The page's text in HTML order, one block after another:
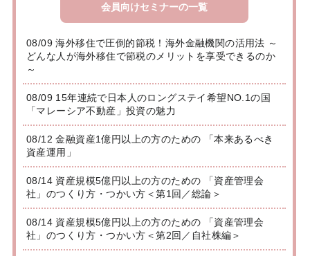
会員向けセミナーの一覧
08/09 海外移住で圧倒的節税！海外金融機関の活用法 ～
どんな人が海外移住で節税のメリットを享受できるのか
～
08/09 15年連続で日本人のロングステイ希望NO.1の国
「マレーシア不動産」投資の魅力
08/12 金融資産1億円以上の方のための 「本来あるべき
資産運用」
08/14 資産規模5億円以上の方のための 「資産管理会
社」のつくり方・つかい方＜第1回／総論＞
08/14 資産規模5億円以上の方のための 「資産管理会
社」のつくり方・つかい方＜第2回／自社株編＞